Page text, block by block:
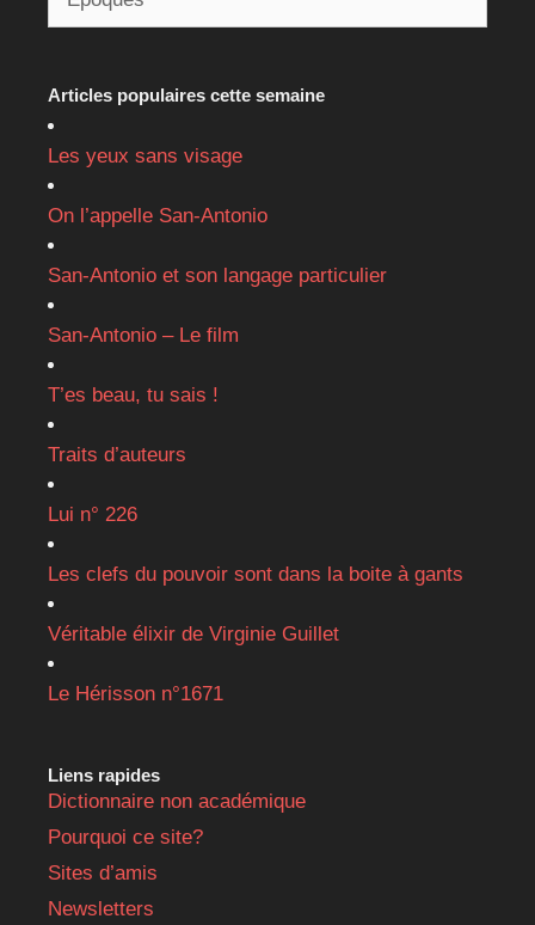
Articles populaires cette semaine
Les yeux sans visage
On l’appelle San-Antonio
San-Antonio et son langage particulier
San-Antonio – Le film
T’es beau, tu sais !
Traits d’auteurs
Lui n° 226
Les clefs du pouvoir sont dans la boite à gants
Véritable élixir de Virginie Guillet
Le Hérisson n°1671
Liens rapides
Dictionnaire non académique
Pourquoi ce site?
Sites d’amis
Newsletters